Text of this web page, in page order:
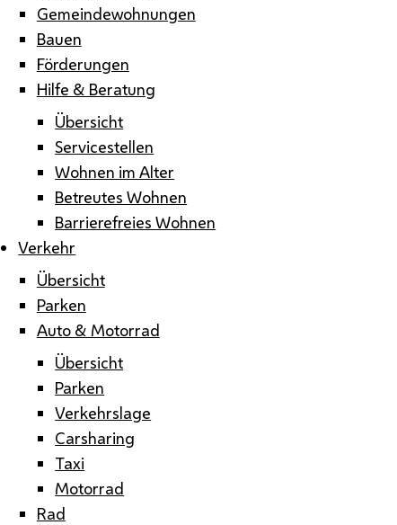
Gemeindewohnungen
Bauen
Förderungen
Hilfe & Beratung
Übersicht
Servicestellen
Wohnen im Alter
Betreutes Wohnen
Barrierefreies Wohnen
Verkehr
Übersicht
Parken
Auto & Motorrad
Übersicht
Parken
Verkehrslage
Carsharing
Taxi
Motorrad
Rad